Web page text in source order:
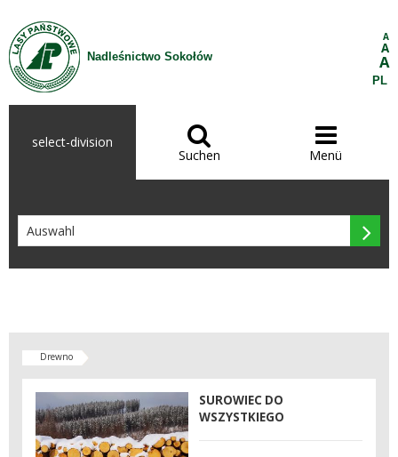
Zum Inhalt wechseln
Nadleśnictwo Sokołów
A
A
A
PL
select-division 
Suchen

Menü

Drewno
SUROWIEC DO
WSZYSTKIEGO